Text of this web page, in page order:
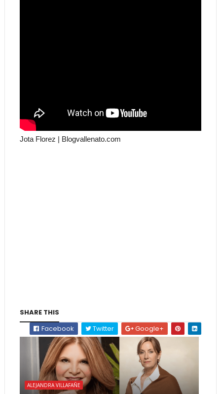
Jota Florez | Blogvallenato.com
SHARE THIS
Facebook
Twitter Google+
ALEJANDRA VILLAFAÑE